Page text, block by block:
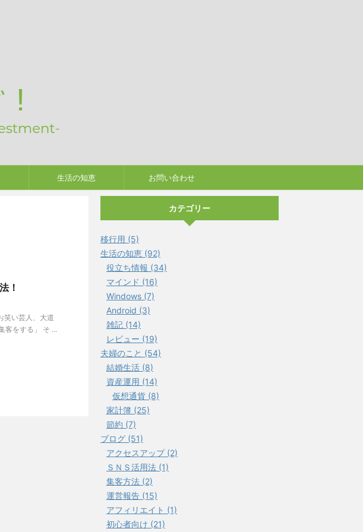
生活の知恵 お問い合わせ
！
笑い芸人、大道
客をする」 そ ...
カテゴリー
移行用 (5)
生活の知恵 (92)
役立ち情報 (34)
マインド (16)
Windows (7)
Android (3)
雑記 (14)
レビュー (19)
夫婦のこと (54)
結婚生活 (8)
資産運用 (14)
仮想通貨 (8)
家計簿 (25)
節約 (7)
ブログ (51)
アクセスアップ (2)
ＳＮＳ活用法 (1)
集客方法 (2)
運営報告 (15)
アフィリエイト (1)
初心者向け (21)